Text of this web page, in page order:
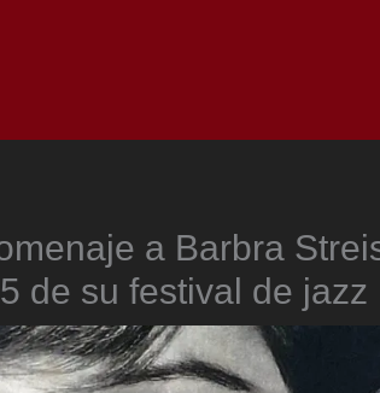
a Barbra
de su festival de jazz